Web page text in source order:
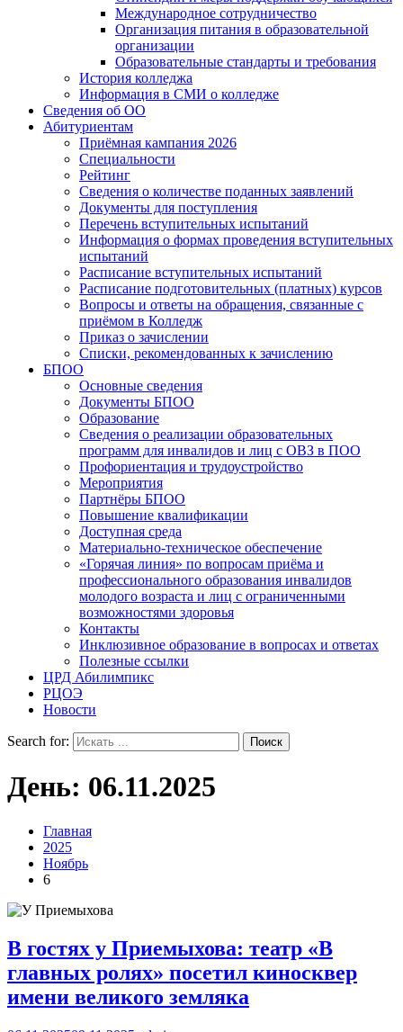
Международное сотрудничество
Организация питания в образовательной
организации
Образовательные стандарты и требования
История колледжа
Информация в СМИ о колледже
Сведения об ОО
Абитуриентам
Приёмная кампания 2026
Специальности
Рейтинг
Сведения о количестве поданных заявлений
Документы для поступления
Перечень вступительных испытаний
Информация о формах проведения вступительных
испытаний
Расписание вступительных испытаний
Расписание подготовительных (платных) курсов
Вопросы и ответы на обращения, связанные с
приёмом в Колледж
Приказ о зачислении
Списки, рекомендованных к зачислению
БПОО
Основные сведения
Документы БПОО
Образование
Сведения о реализации образовательных
программ для инвалидов и лиц с ОВЗ в ПОО
Профориентация и трудоустройство
Мероприятия
Партнёры БПОО
Повышение квалификации
Доступная среда
Материально-техническое обеспечение
«Горячая линия» по вопросам приёма и
профессионального образования инвалидов
молодого возраста и лиц с ограниченными
возможностями здоровья
Контакты
Инклюзивное образование в вопросах и ответах
Полезные ссылки
ЦРД Абилимпикс
РЦОЭ
Новости
Search for:
День: 06.11.2025
Главная
2025
Ноябрь
6
В гостях у Приемыхова: театр «В
главных ролях» посетил киносквер
имени великого земляка